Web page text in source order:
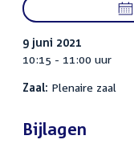
9 juni 2021
10:15 - 11:00 uur
Zaal: Plenaire zaal
Bijlagen